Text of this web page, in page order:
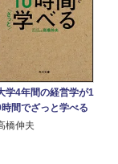
学4年間の経営学が1
間でざっと学べる
橋伸夫